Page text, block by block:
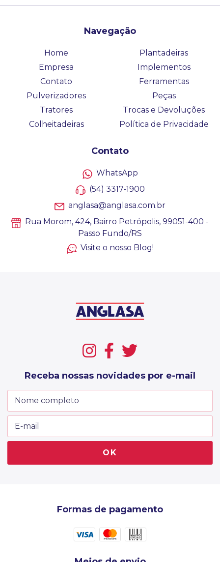
Navegação
Home
Empresa
Contato
Pulverizadores
Tratores
Colheitadeiras
Plantadeiras
Implementos
Ferramentas
Peças
Trocas e Devoluções
Política de Privacidade
Contato
WhatsApp
(54) 3317-1900
anglasa@anglasa.com.br
Rua Morom, 424, Bairro Petrópolis, 99051-400 -
Passo Fundo/RS
Visite o nosso Blog!
Receba nossas novidades por e-mail
Formas de pagamento